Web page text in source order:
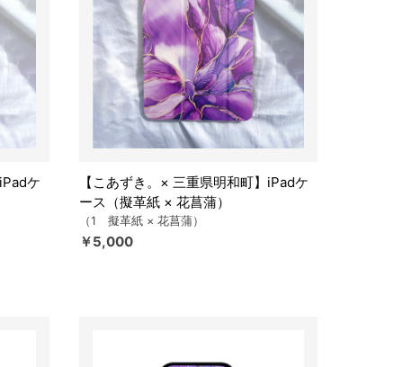
ケ
【こあずき。× 三重県明和町】iPadケ
ース（擬革紙 × 花菖蒲）
（1 擬革紙 × 花菖蒲）
￥5,000